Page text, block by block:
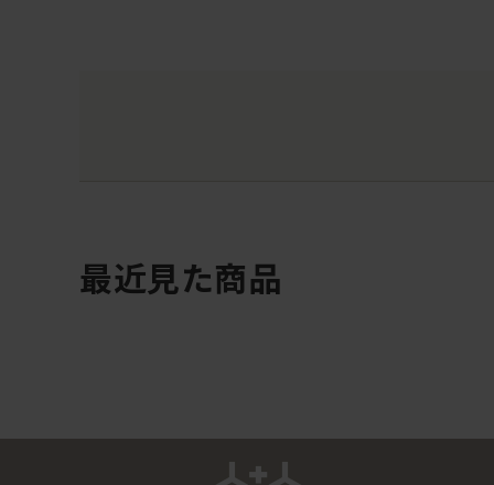
最近見た商品